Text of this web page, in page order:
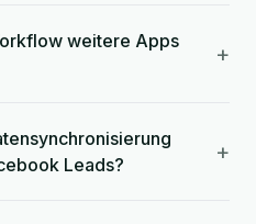
weitere Apps
+
Leads?
+